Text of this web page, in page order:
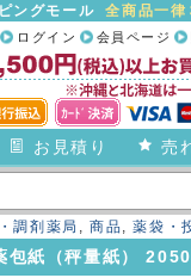
ピングモール全商品一律
会員ページ
ログイン
お見積り 売
調剤薬局 , 商品,薬袋・
包紙（秤量紙）